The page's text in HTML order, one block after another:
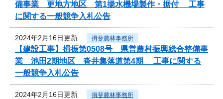
備事業 更地方地区 第1揚水機場製作・据付 工事
に関する一般競争入札公告
2024年2月16日更新 揖斐農林事務所
【建設工事】揖振第0508号 県営農村振興総合整備事
業 池田2期地区 沓井集落道第4期 工事に関する
一般競争入札公告
2024年2月16日更新 揖斐農林事務所